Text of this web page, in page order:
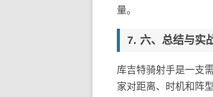
量。
六、总结与实
库吉特骑射手是一支
家对距离、时机和阵